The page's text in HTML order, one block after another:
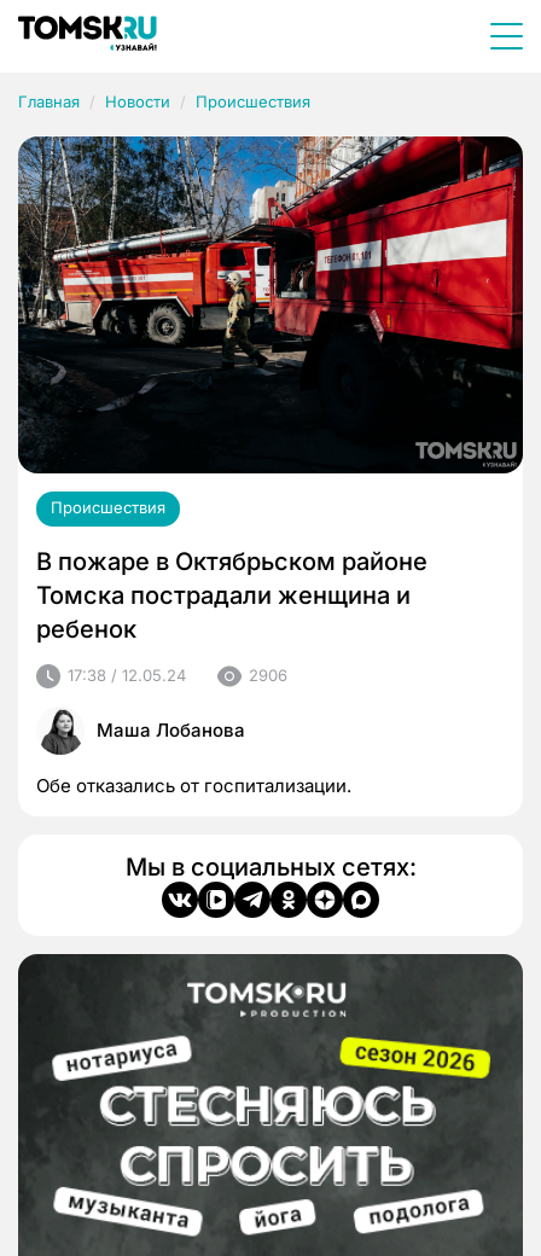
Главная Новости Происшествия
Происшествия
В пожаре в Октябрьском районе
Томска пострадали женщина и
ребенок
17:38 / 12.05.24 2906
Маша Лобанова
Обе отказались от госпитализации.
Мы в социальных сетях: